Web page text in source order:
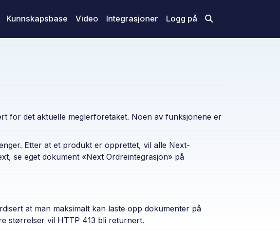
Kunnskapsbase Video Integrasjoner Logg på
for det aktuelle meglerforetaket. Noen av funksjonene er
Etter at et produkt er opprettet, vil alle Next-
se eget dokument «Next Ordreintegrasjon» på
at man maksimalt kan laste opp dokumenter på
størrelser vil HTTP 413 bli returnert.